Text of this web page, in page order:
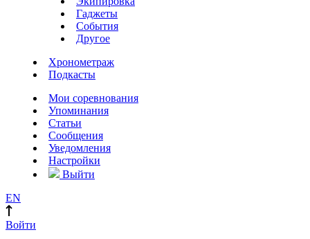
Гаджеты
События
Другое
Хронометраж
Подкасты
Мои соревнования
Упоминания
Статьи
Сообщения
Уведомления
Настройки
Выйти
EN
Войти